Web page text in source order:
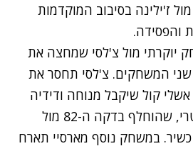
ז'ילינה בסיבוב המוקדמות
והפסידה.
יוקרתי מול צ'לסי שמחצה את
0:5 בסיכום שני המשחקים. צ'לסי תחסר את
קול שיקבל מנוחה ודידיה
דרוגבה המורחק. ג'ון טרי, שהוחלף בדקה ה-82 מול
במשחק נוסף מארסיי תארח